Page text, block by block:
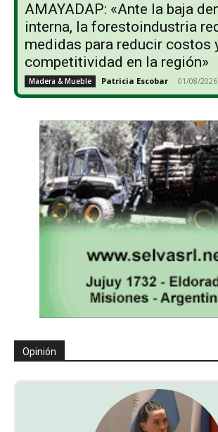
AMAYADAP: «Ante la baja
interna, la forestoindustria
medidas para reducir costos
competitividad en la región»
Madera & Mueble Patricia Escobar - 01/08/2026
Opinión